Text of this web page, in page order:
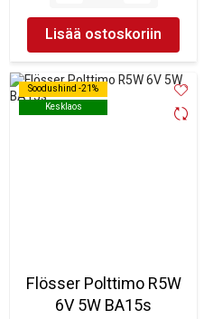
Lisää ostoskoriin
Soodushind -21%
Kesklaos
Soodushind -21%
Kesklaos
Flösser Polttimo R5W
6V 5W BA15s